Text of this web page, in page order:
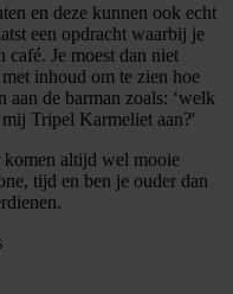
en deze kunnen ook echt
een opdracht waarbij je
café. Je moest dan niet
inhoud om te zien hoe
aan de barman zoals: ‘welk
Tripel Karmeliet aan?'
komen altijd wel mooie
tijd en ben je ouder dan